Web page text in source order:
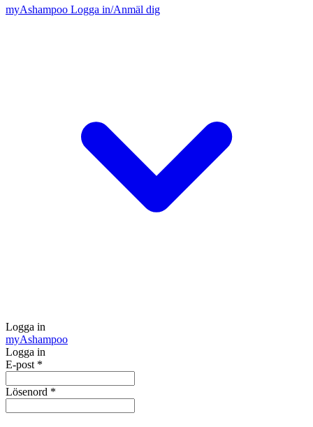
myAshampoo Logga in/Anmäl dig
Logga in
myAshampoo
Logga in
E-post *
Lösenord *